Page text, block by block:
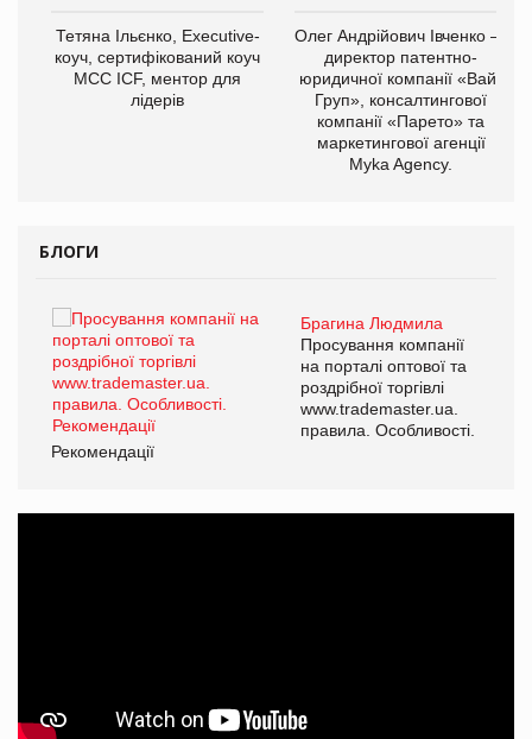
Тетяна Ільєнко, Executive-
коуч, сертифікований коуч
МСС ICF, ментор для
лідерів
Олег Андрійович Івченко —
директор патентно-
юридичної компанії «Вайз
Груп», консалтингової
компанії «Парето» та
маркетингової агенції
Myka Agency.
БЛОГИ
Брагина Людмила
Просування компанії
на порталі оптової та
роздрібної торгівлі
www.trademaster.ua.
правила. Особливості.
Рекомендації